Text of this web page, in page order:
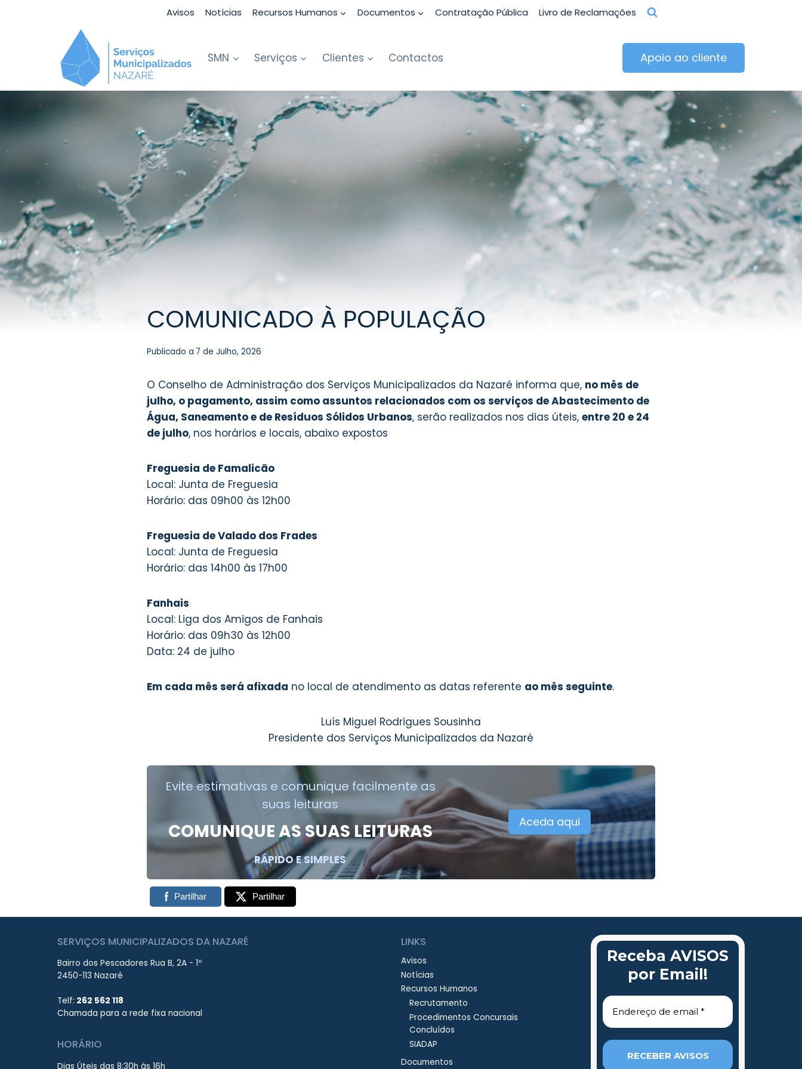
Avisos Notícias Recursos Humanos Documentos Contratação Pública Livro de Reclamações
SMN Serviços Clientes Contactos Apoio ao cliente
COMUNICADO À POPULAÇÃO
Publicado a 7 de Julho, 2026
O Conselho de Administração dos Serviços Municipalizados da Nazaré informa que, no mês de
julho, o pagamento, assim como assuntos relacionados com os serviços de Abastecimento de
Água, Saneamento e de Resíduos Sólidos Urbanos, serão realizados nos dias úteis, entre 20 e 24
de julho, nos horários e locais, abaixo expostos
Freguesia de Famalicão
Local: Junta de Freguesia
Horário: das 09h00 às 12h00
Freguesia de Valado dos Frades
Local: Junta de Freguesia
Horário: das 14h00 às 17h00
Fanhais
Local: Liga dos Amigos de Fanhais
Horário: das 09h30 às 12h00
Data: 24 de julho
Em cada mês será afixada no local de atendimento as datas referente ao mês seguinte.
Luís Miguel Rodrigues Sousinha
Presidente dos Serviços Municipalizados da Nazaré
Evite estimativas e comunique facilmente as
suas leituras
COMUNIQUE AS SUAS LEITURAS
RÁPIDO E SIMPLES
Aceda aqui
Partilhar Partilhar
Não enviamos spam! Leia a nossapolítica
de privacidadepara mais informações.
SERVIÇOS MUNICIPALIZADOS DA NAZARÉ
Bairro dos Pescadores Rua B, 2A - 1º
2450-113 Nazaré
Telf: 262 562 118
Chamada para a rede fixa nacional
HORÁRIO
Dias Úteis das 8:30h às 16h
LINKS
Avisos
Notícias
Recursos Humanos
Recrutamento
Procedimentos Concursais
Concluídos
SIADAP
Documentos
Receba AVISOS
por Email!